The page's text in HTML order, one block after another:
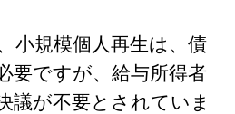
小規模個人再生は、債
要ですが、給与所得者
議が不要とされていま